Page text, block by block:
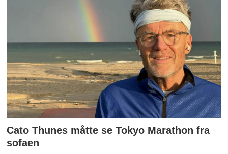
Cato Thunes måtte se Tokyo Marathon fra
sofaen